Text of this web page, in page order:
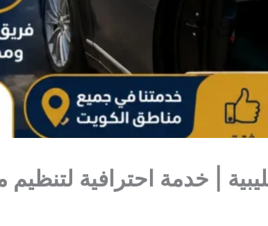
| خدمة احترافية